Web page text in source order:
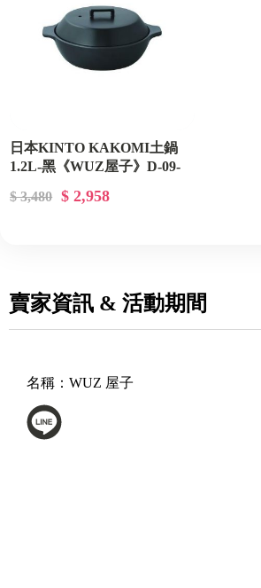
日本KINTO KAKOMI土鍋
1.2L-黑《WUZ屋子》D-09-
$ 3,480
$ 2,958
賣家資訊 & 活動期間
名稱： WUZ 屋子